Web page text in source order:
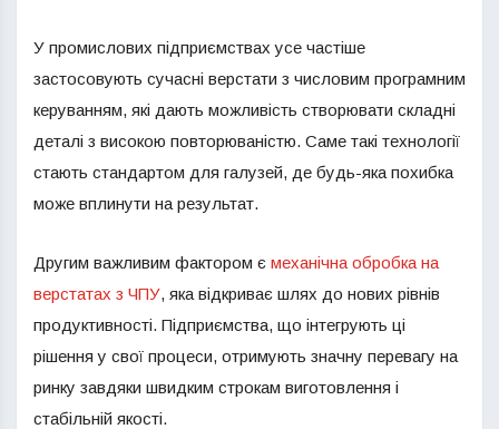
У промислових підприємствах усе частіше
застосовують сучасні верстати з числовим програмним
керуванням, які дають можливість створювати складні
деталі з високою повторюваністю. Саме такі технології
стають стандартом для галузей, де будь-яка похибка
може вплинути на результат.
Другим важливим фактором є механічна обробка на
верстатах з ЧПУ, яка відкриває шлях до нових рівнів
продуктивності. Підприємства, що інтегрують ці
рішення у свої процеси, отримують значну перевагу на
ринку завдяки швидким строкам виготовлення і
стабільній якості.